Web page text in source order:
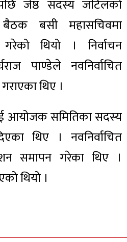
जेष्ठ सदस्य जटिलको
बैठक बसी महासचिवमा
गरेको थियो । निर्वाचन
पाण्डेले नवनिर्वाचित
थिए ।
आयोजक समितिका सदस्य
थिए । नवनिर्वाचित
समापन गरेका थिए ।
थियो ।